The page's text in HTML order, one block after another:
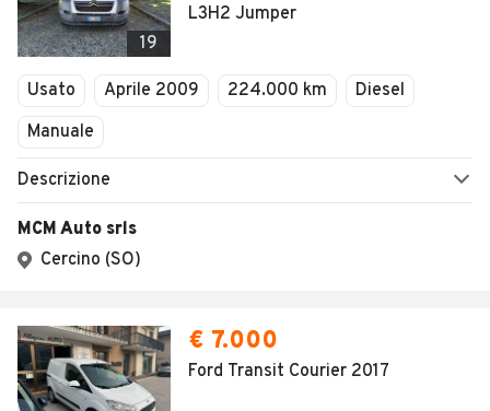
19
L3H2 Jumper
Usato Aprile 2009 224.000 km
Diesel
Manuale
Descrizione
MCM Auto srls
Cercino (SO)
€ 7.000
Ford Transit Courier 2017